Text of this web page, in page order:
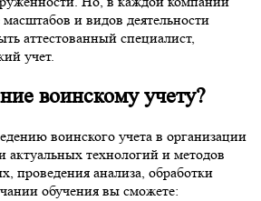
и видов деятельности
аттестованный специалист,
учет.
воинскому учету?
воинского учета в организации
актуальных технологий и методов
проведения анализа, обработки
обучения вы сможете: